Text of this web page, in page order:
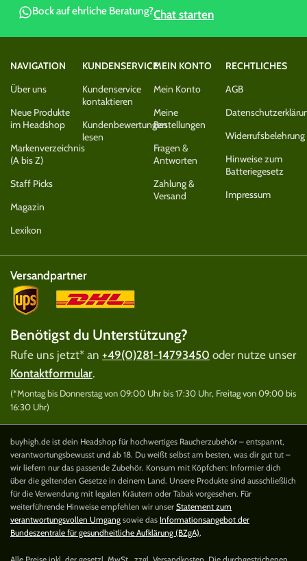
Bock auf ehrliche Beratung?Chat starten
NAVIGATION
Über uns
Neue Produkte
im Headshop
Markenverzeichnis
(A bis Z)
Staff Picks
Magazin
Lexikon
KUNDENSERVICE
Kundenservice
kontaktieren
Kundenbewertungen
lesen
MEIN KONTO
Mein Konto
Meine
Bestellungen
Fragen &
Antworten
Zahlung &
Versand
RECHTLICHES
AGB
Widerrufsbelehrung
Hinweise zum
Batteriegesetz
Impressum
Versandpartner
Benötigst du Unterstützung?
Rufe uns jetzt* an +49(0)281-14793450 oder nutze unser
Kontaktformular.
(*Montag bis Donnerstag von 09:00 Uhr bis 17:30 Uhr, Freitag von 09:00 bis
16:30 Uhr)
buyhigh.de ist dein Headshop für hochwertiges Raucherzubehör – entspannt,
verantwortungsbewusst und ab 18. Du weißt selbst am besten, was dir gut tut –
wir liefern nur das passende Zubehör. Konsum mit Köpfchen: Informier dich
über die geltenden Gesetze in deinem Land. Unsere Produkte sind ausschließlich
für die Verwendung mit legalen Kräutern oder Tabak vorgesehen. Für
weiterführende Hinweise empfehlen wir unser Statement zum
verantwortungsvollen Umgang sowie das Informationsangebot der
Bundeszentrale für gesundheitliche Aufklärung (BZgA).